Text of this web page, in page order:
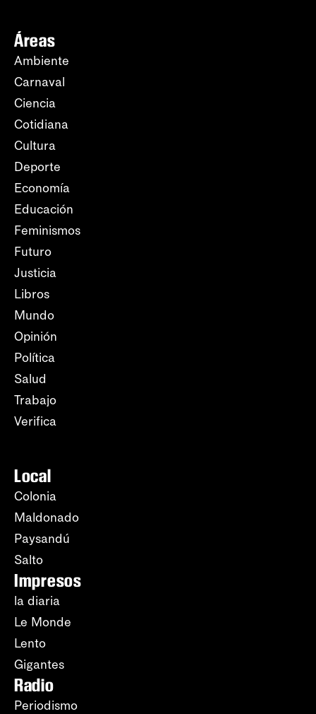
Áreas
Ambiente
Carnaval
Ciencia
Cotidiana
Cultura
Deporte
Economía
Educación
Feminismos
Futuro
Justicia
Libros
Mundo
Opinión
Política
Salud
Trabajo
Verifica
Local
Colonia
Maldonado
Paysandú
Salto
Impresos
la diaria
Le Monde
Lento
Gigantes
Radio
Periodismo